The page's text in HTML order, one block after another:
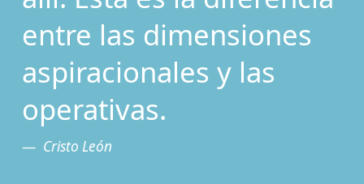
entre las dimensiones
aspiracionales y las
operativas.
Cristo León